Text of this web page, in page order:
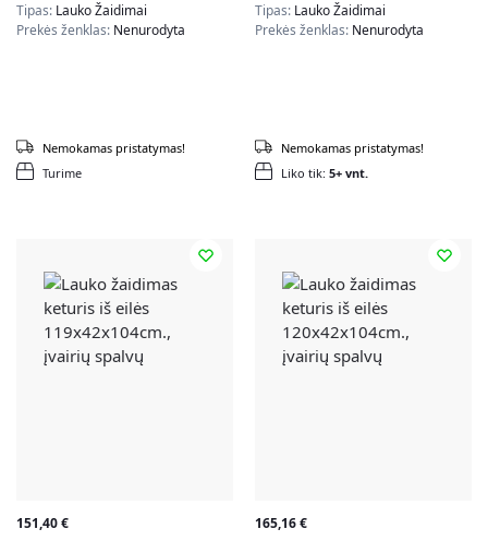
Tipas: Lauko Žaidimai
Prekės ženklas: Nenurodyta
Turime
Nemokamas pristatymas!
Tipas: Lauko Žaidimai
Prekės ženklas: Nenurodyta
Liko tik: 5+ vnt.
Nemokamas pristatymas!
151,40€ 165,16€